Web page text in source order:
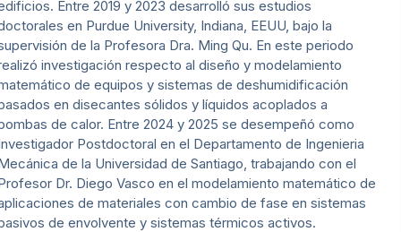
Entre 2019 y 2023 desarrolló sus estudios
en Purdue University, Indiana, EEUU, bajo la
de la Profesora Dra. Ming Qu. En este periodo
investigación respecto al diseño y modelamiento
de equipos y sistemas de deshumidificación
en disecantes sólidos y líquidos acoplados a
de calor. Entre 2024 y 2025 se desempeñó como
Postdoctoral en el Departamento de Ingenieria
de la Universidad de Santiago, trabajando con el
Dr. Diego Vasco en el modelamiento matemático de
de materiales con cambio de fase en sistemas
de envolvente y sistemas térmicos activos.